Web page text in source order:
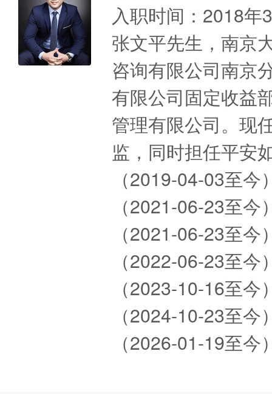
入职时间：2018年
张文平先生，南京
咨询有限公司南京
有限公司固定收益
管理有限公司。现
监，同时担任平安
（2019-04-03至
（2021-06-23至
（2021-06-23至
（2022-06-23至
（2023-10-16至
（2024-10-23至
（2026-01-19至